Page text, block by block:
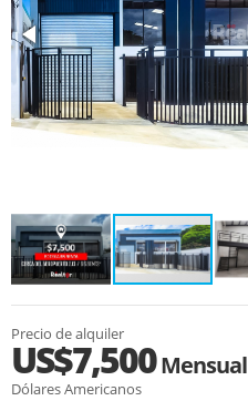
Precio de alquiler
US$7,500Mensual
Dólares Americanos